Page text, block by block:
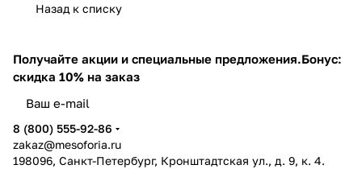
Назад к списку
Получайте акции и специальные предложения.Бонус:
скидка 10% на заказ
8 (800) 555-92-86
zakaz@mesoforia.ru
198096, Санкт-Петербург, Кронштадтская ул., д. 9, к. 4.